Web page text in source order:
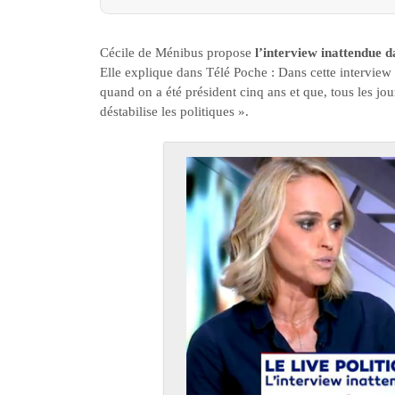
Cécile de Ménibus propose l’interview inattendue
Elle explique dans Télé Poche : Dans cette
quand on a été président cinq ans et que, tous les
déstabilise les politiques ».